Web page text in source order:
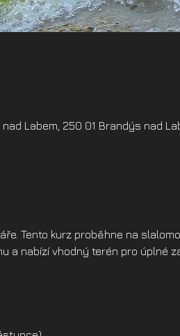
Labem, 250 01 Brandýs nad
Tento kurz proběhne na
a nabízí vhodný terén pro úplné